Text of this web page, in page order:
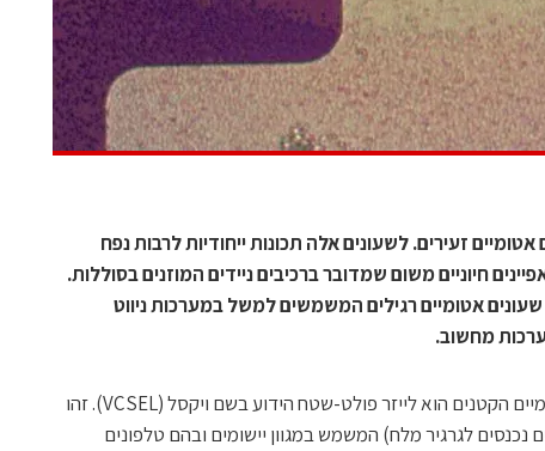
זעירים. לשעונים אלה תכונות ייחודיות לרבות נפח
חיוניים משום שמדובר ברכיבים ניידים המוזנים בסוללות.
אטומיים רגילים המשמשים למשל במערכות ניווט
אחד המרכיבים המרכזיים בשעונים האטומיים הקטנים הוא לייזר פולט-שטח הידוע בשם ויקסל (VCSEL). זהו
מוליך למחצה (כ-1,000 ויקסלים נכנסים לגרגיר מלח) המשמש במגוון יישומים ובהם טלפונים